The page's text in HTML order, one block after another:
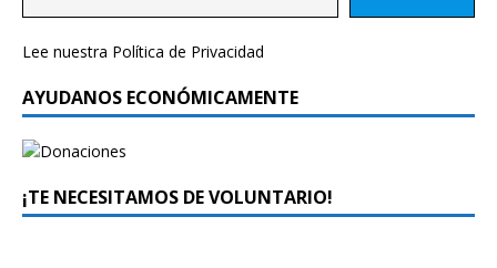
Lee nuestra Política de Privacidad
AYUDANOS ECONÓMICAMENTE
¡TE NECESITAMOS DE VOLUNTARIO!